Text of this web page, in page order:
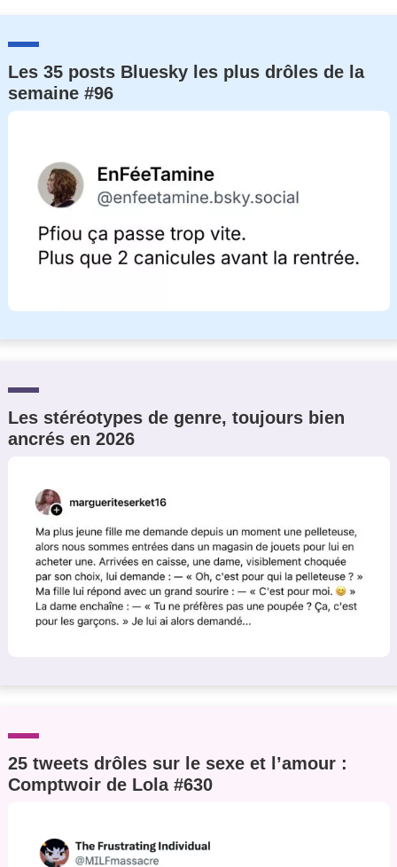
Les 35 posts Bluesky les plus drôles de la
semaine #96
Les stéréotypes de genre, toujours bien
ancrés en 2026
25 tweets drôles sur le sexe et l’amour :
Comptwoir de Lola #630